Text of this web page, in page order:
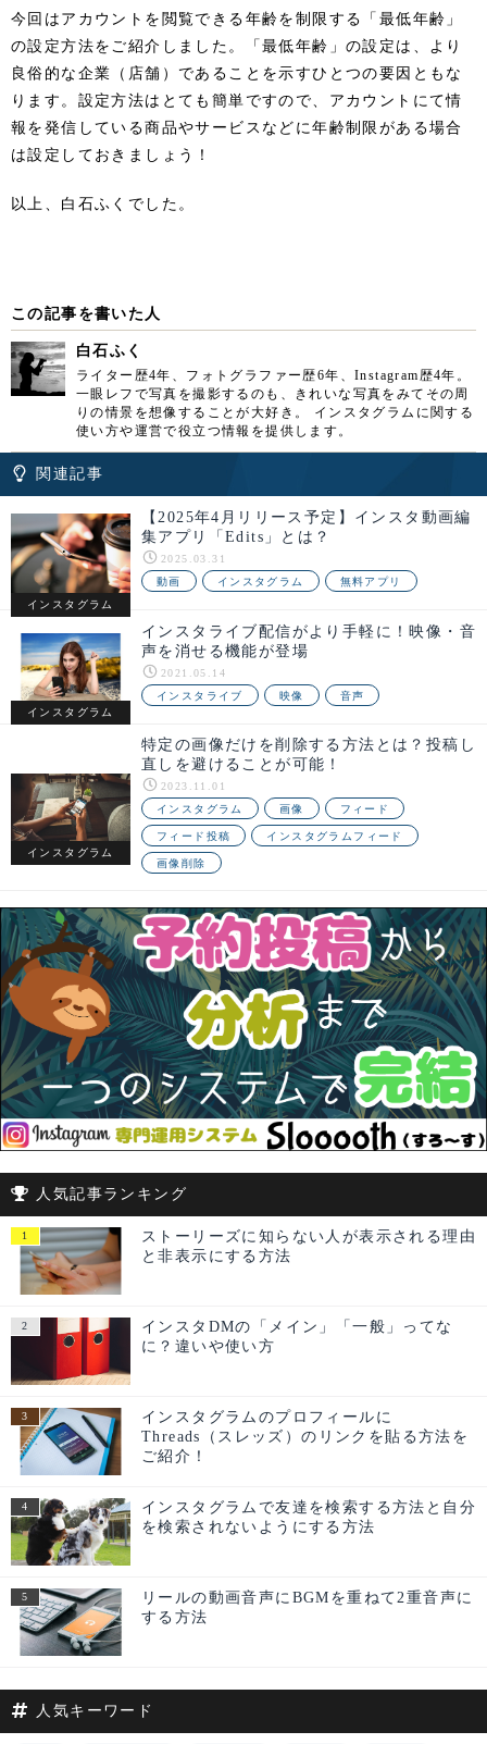
今回はアカウントを閲覧できる年齢を制限する「最低年齢」
の設定方法をご紹介しました。「最低年齢」の設定は、より
良俗的な企業（店舗）であることを示すひとつの要因ともな
ります。設定方法はとても簡単ですので、アカウントにて情
報を発信している商品やサービスなどに年齢制限がある場合
は設定しておきましょう！
以上、白石ふくでした。
この記事を書いた人
白石ふく
ライター歴4年、フォトグラファー歴6年、Instagram歴4年。
一眼レフで写真を撮影するのも、きれいな写真をみてその周
りの情景を想像することが大好き。 インスタグラムに関する
使い方や運営で役立つ情報を提供します。
関連記事
インスタグラム
【2025年4月リリース予定】インスタ動画編
集アプリ「Edits」とは？
2025.03.31
動画
インスタグラム 無料アプリ
インスタグラム
インスタライブ配信がより手軽に！映像・音
声を消せる機能が登場
2021.05.14
インスタライブ
映像 音声
インスタグラム
特定の画像だけを削除する方法とは？投稿し
直しを避けることが可能！
2023.11.01
インスタグラム
画像 フィード
フィード投稿 インスタグラムフィード
画像削除
人気記事ランキング
ストーリーズに知らない人が表示される理由
と非表示にする方法
インスタDMの「メイン」「一般」ってな
に？違いや使い方
インスタグラムのプロフィールに
Threads（スレッズ）のリンクを貼る方法を
ご紹介！
インスタグラムで友達を検索する方法と自分
を検索されないようにする方法
リールの動画音声にBGMを重ねて2重音声に
する方法
人気キーワード